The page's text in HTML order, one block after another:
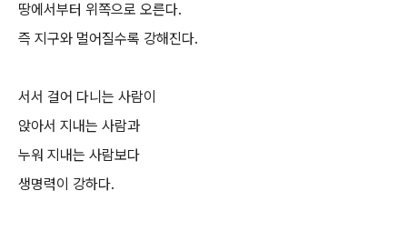
땅에서부터 위쪽으로 오른다.
즉 지구와 멀어질수록 강해진다.
서서 걸어 다니는 사람이
앉아서 지내는 사람과
누워 지내는 사람보다
생명력이 강하다.